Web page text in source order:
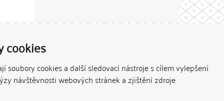
cookies
soubory cookies a další sledovací nástroje s cílem vylepšení
návštěvnosti webových stránek a zjištění zdroje